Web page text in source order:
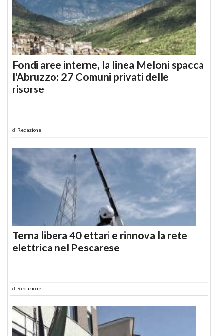
Fondi aree interne, la linea Meloni spacca
l'Abruzzo: 27 Comuni privati delle
risorse
di Redazione
Terna libera 40 ettari e rinnova la rete
elettrica nel Pescarese
di Redazione